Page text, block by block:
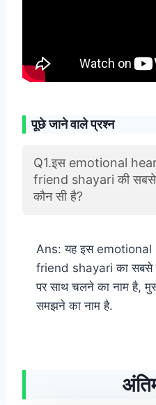
पूछे जाने वाले प्रश्न
Q1.इस emotional
friend shayari की सबसे
कौन सी है?
Ans: यह इस
friend shayari का सबसे
पर साथ चलने का नाम है,
समझने का नाम है.